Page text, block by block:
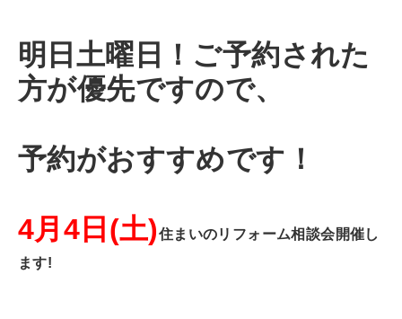
明日土曜日！ご予約された
方が優先ですので、
予約がおすすめです！
4月4 日(土)住まいのリフォーム相談会開催し
ます!